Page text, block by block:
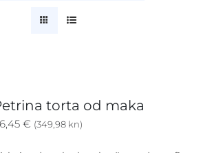
torta od maka
€ (349,98 kn)